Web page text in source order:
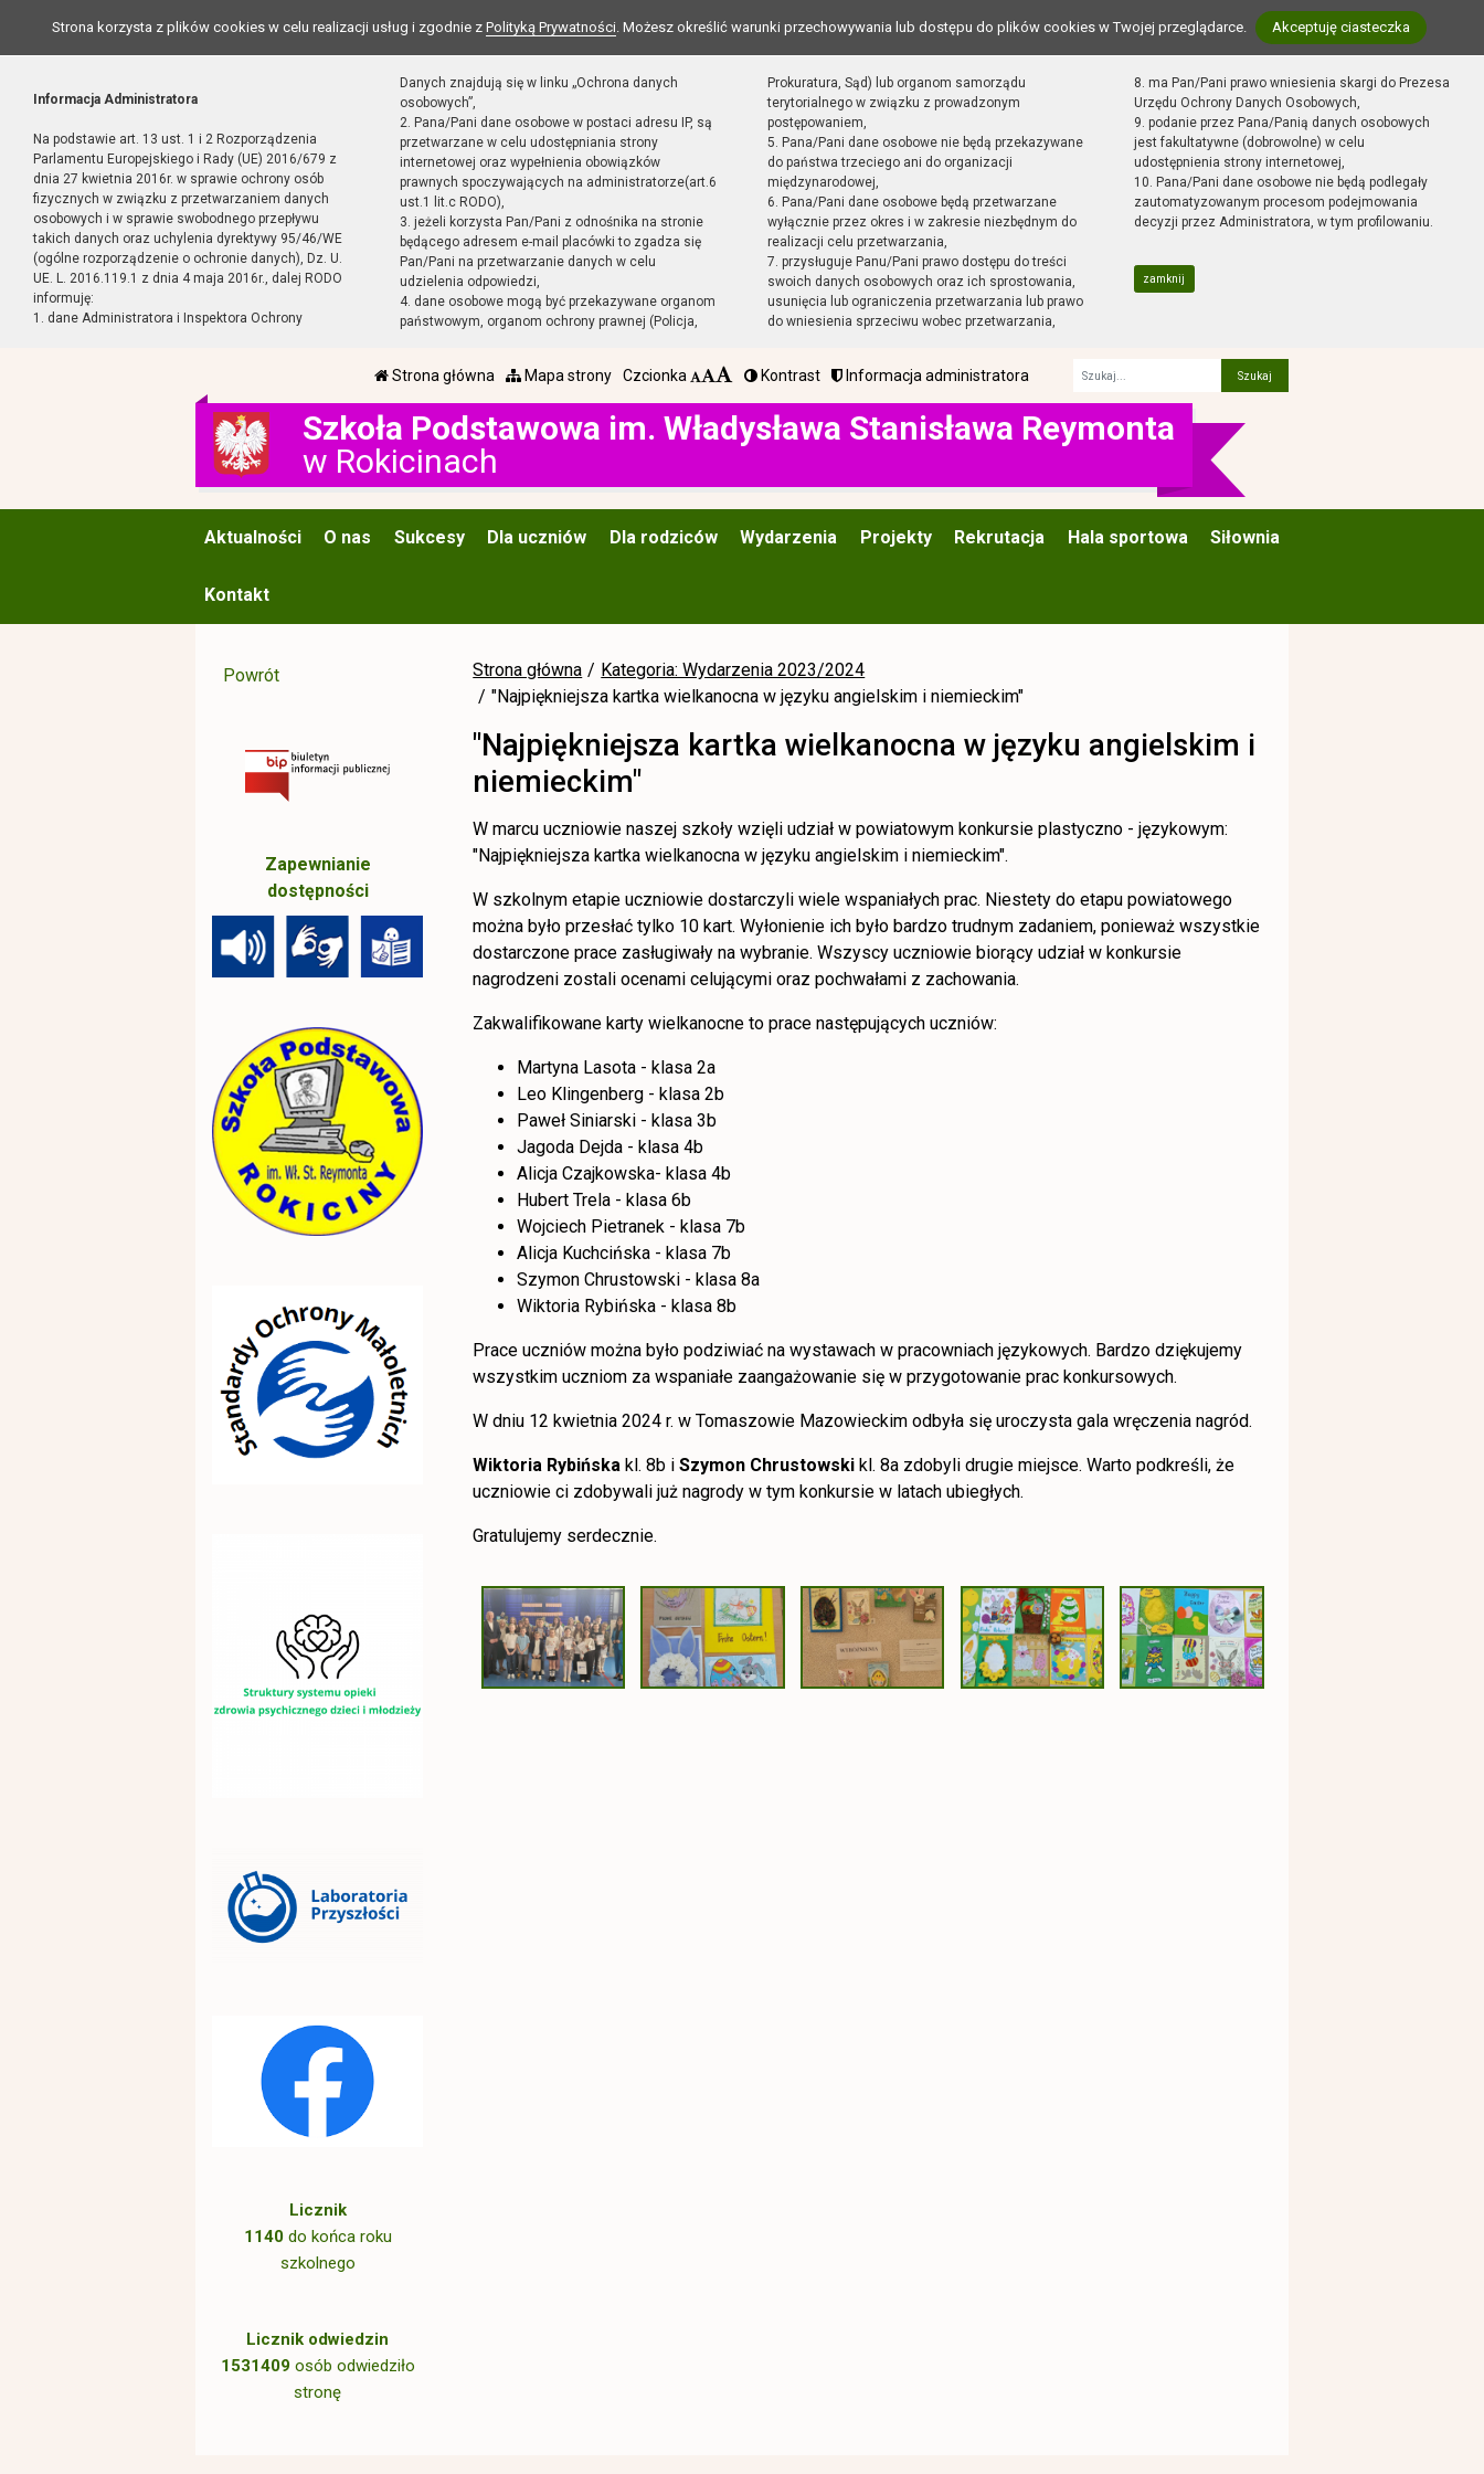
Strona korzysta z plików cookies w celu realizacji usług i zgodnie z Polityką Prywatności. Możesz określić warunki przechowywania lub dostępu do plików cookies w Twojej przeglądarce. Akceptuję ciasteczka
Informacja Administratora
Na podstawie art. 13 ust. 1 i 2 Rozporządzenia
Parlamentu Europejskiego i Rady (UE) 2016/679 z
dnia 27 kwietnia 2016r. w sprawie ochrony osób
fizycznych w związku z przetwarzaniem danych
osobowych i w sprawie swobodnego przepływu
takich danych oraz uchylenia dyrektywy 95/46/WE
(ogólne rozporządzenie o ochronie danych), Dz. U.
UE. L. 2016.119.1 z dnia 4 maja 2016r., dalej RODO
informuję:
1. dane Administratora i Inspektora Ochrony
Danych znajdują się w linku „Ochrona danych
osobowych”,
2. Pana/Pani dane osobowe w postaci adresu IP, są
przetwarzane w celu udostępniania strony
internetowej oraz wypełnienia obowiązków
prawnych spoczywających na administratorze(art.6
ust.1 lit.c RODO),
3. jeżeli korzysta Pan/Pani z odnośnika na stronie
będącego adresem e-mail placówki to zgadza się
Pan/Pani na przetwarzanie danych w celu
udzielenia odpowiedzi,
4. dane osobowe mogą być przekazywane organom
państwowym, organom ochrony prawnej (Policja,
Prokuratura, Sąd) lub organom samorządu
terytorialnego w związku z prowadzonym
postępowaniem,
5. Pana/Pani dane osobowe nie będą przekazywane
do państwa trzeciego ani do organizacji
międzynarodowej,
6. Pana/Pani dane osobowe będą przetwarzane
wyłącznie przez okres i w zakresie niezbędnym do
realizacji celu przetwarzania,
7. przysługuje Panu/Pani prawo dostępu do treści
swoich danych osobowych oraz ich sprostowania,
usunięcia lub ograniczenia przetwarzania lub prawo
do wniesienia sprzeciwu wobec przetwarzania,
8. ma Pan/Pani prawo wniesienia skargi do Prezesa
Urzędu Ochrony Danych Osobowych,
9. podanie przez Pana/Panią danych osobowych
jest fakultatywne (dobrowolne) w celu
udostępnienia strony internetowej,
10. Pana/Pani dane osobowe nie będą podlegały
zautomatyzowanym procesom podejmowania
decyzji przez Administratora, w tym profilowaniu.
zamknij
Strona główna Mapa strony Czcionka Kontrast Informacja administratora
Szkoła Podstawowa im. Władysława Stanisława Reymonta
w Rokicinach
Aktualności O nas Sukcesy Dla uczniów Dla rodziców Wydarzenia Projekty Rekrutacja Hala sportowa Siłownia
Kontakt
Strona główna
Kategoria: Wydarzenia 2023/2024
"Najpiękniejsza kartka wielkanocna w języku angielskim i niemieckim"
"Najpiękniejsza kartka wielkanocna w języku angielskim i
niemieckim"
W marcu uczniowie naszej szkoły wzięli udział w powiatowym konkursie plastyczno - językowym:
"Najpiękniejsza kartka wielkanocna w języku angielskim i niemieckim".
W szkolnym etapie uczniowie dostarczyli wiele wspaniałych prac. Niestety do etapu powiatowego
można było przesłać tylko 10 kart. Wyłonienie ich było bardzo trudnym zadaniem, ponieważ wszystkie
dostarczone prace zasługiwały na wybranie. Wszyscy uczniowie biorący udział w konkursie
nagrodzeni zostali ocenami celującymi oraz pochwałami z zachowania.
Zakwalifikowane karty wielkanocne to prace następujących uczniów:
Martyna Lasota - klasa 2a
Leo Klingenberg - klasa 2b
Paweł Siniarski - klasa 3b
Jagoda Dejda - klasa 4b
Alicja Czajkowska- klasa 4b
Hubert Trela - klasa 6b
Wojciech Pietranek - klasa 7b
Alicja Kuchcińska - klasa 7b
Szymon Chrustowski - klasa 8a
Wiktoria Rybińska - klasa 8b
Prace uczniów można było podziwiać na wystawach w pracowniach językowych. Bardzo dziękujemy
wszystkim uczniom za wspaniałe zaangażowanie się w przygotowanie prac konkursowych.
W dniu 12 kwietnia 2024 r. w Tomaszowie Mazowieckim odbyła się uroczysta gala wręczenia nagród.
Wiktoria Rybińska kl. 8b iSzymon Chrustowski kl. 8a zdobyli drugie miejsce. Warto podkreśli, że
uczniowie ci zdobywali już nagrody w tym konkursie w latach ubiegłych.
Gratulujemy serdecznie.
Powrót
Zapewnianie
dostępności
Licznik
1140do końca roku
szkolnego
Licznik odwiedzin
1531409osób odwiedziło
stronę